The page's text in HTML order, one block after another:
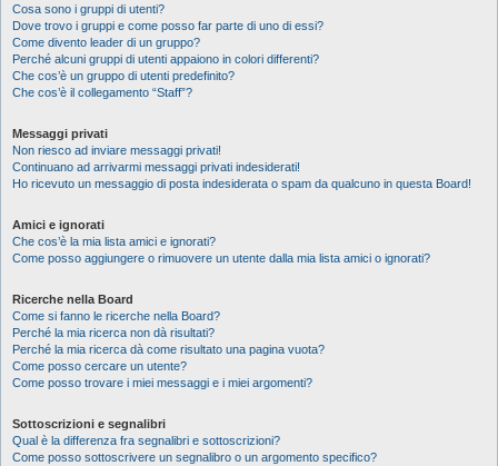
Cosa sono i gruppi di utenti?
Dove trovo i gruppi e come posso far parte di uno di essi?
Come divento leader di un gruppo?
Perché alcuni gruppi di utenti appaiono in colori differenti?
Che cos’è un gruppo di utenti predefinito?
Che cos’è il collegamento “Staff”?
Messaggi privati
Non riesco ad inviare messaggi privati!
Continuano ad arrivarmi messaggi privati indesiderati!
Ho ricevuto un messaggio di posta indesiderata o spam da qualcuno in questa Board!
Amici e ignorati
Che cos’è la mia lista amici e ignorati?
Come posso aggiungere o rimuovere un utente dalla mia lista amici o ignorati?
Ricerche nella Board
Come si fanno le ricerche nella Board?
Perché la mia ricerca non dà risultati?
Perché la mia ricerca dà come risultato una pagina vuota?
Come posso cercare un utente?
Come posso trovare i miei messaggi e i miei argomenti?
Sottoscrizioni e segnalibri
Qual è la differenza fra segnalibri e sottoscrizioni?
Come posso sottoscrivere un segnalibro o un argomento specifico?